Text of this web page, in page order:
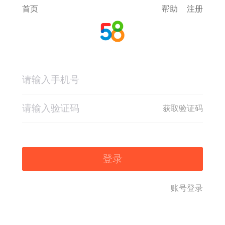
首页 帮助 注册
获取验证码
登录
账号登录